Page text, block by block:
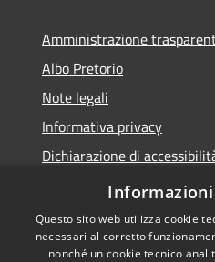
Amministrazione
Albo Pretorio
Note legali
Informativa privacy
Dichiarazione di
Obiettivi di accessibilità
Questo sito web utilizza cookie
necessari al corretto
nonché un cookie tecnico